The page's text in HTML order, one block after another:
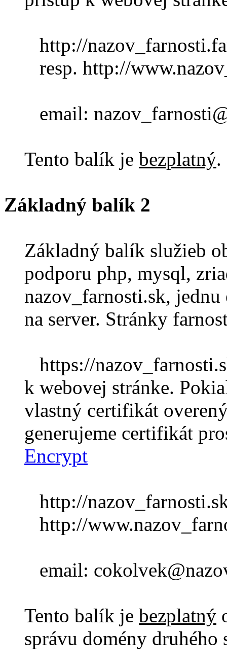
http://
resp. http://
email:
Tento balík je bezplatný.
Základný balík 2
Základný balík služieb
podporu php, mysql,
nazov_farnosti.sk,
na server. Stránky
https://
k webovej stránke.
vlastný certifikát
generujeme certifikát
Encrypt
http://
http://
email:
Tento balík je bezplatný
správu domény